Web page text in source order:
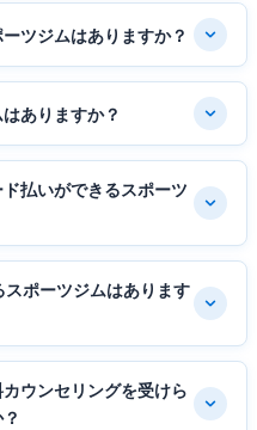
ツジムはありますか？
ありますか？
払いができるスポーツ
ポーツジムはあります
ウンセリングを受けら